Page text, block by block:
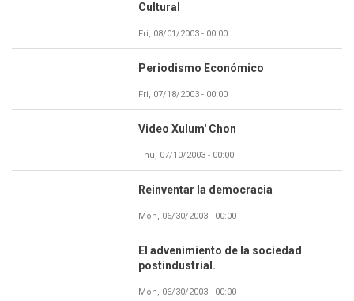
Cultural
Fri, 08/01/2003 - 00:00
Periodismo Económico
Fri, 07/18/2003 - 00:00
Video Xulum' Chon
Thu, 07/10/2003 - 00:00
Reinventar la democracia
Mon, 06/30/2003 - 00:00
El advenimiento de la sociedad
postindustrial.
Mon, 06/30/2003 - 00:00